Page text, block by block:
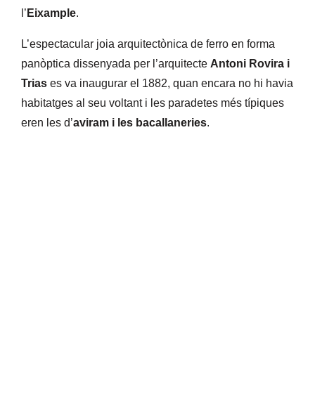
l’ Eixample.
L’espectacular joia arquitectònica de ferro en forma
panòptica dissenyada per l’arquitecte Antoni Rovira i
Trias es va inaugurar el 1882, quan encara no hi havia
habitatges al seu voltant i les paradetes més típiques
eren les d’aviram i les bacallaneries.